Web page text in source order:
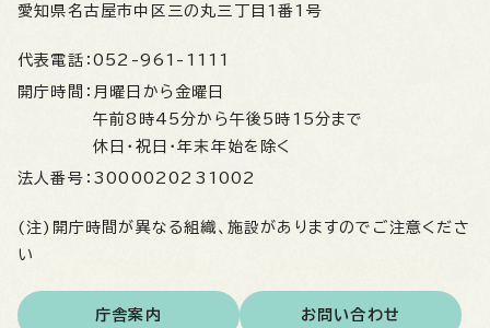
愛知県名古屋市中区三の丸三丁目1番1号
代表電話： 052-961-1111
開庁時間： 月曜日から金曜日
午前8時45分から午後5時15分まで
休日・祝日・年末年始を除く
法人番号： 3000020231002
(注)開庁時間が異なる組織、施設がありますのでご注意くださ
い
庁舎案内 お問い合わせ